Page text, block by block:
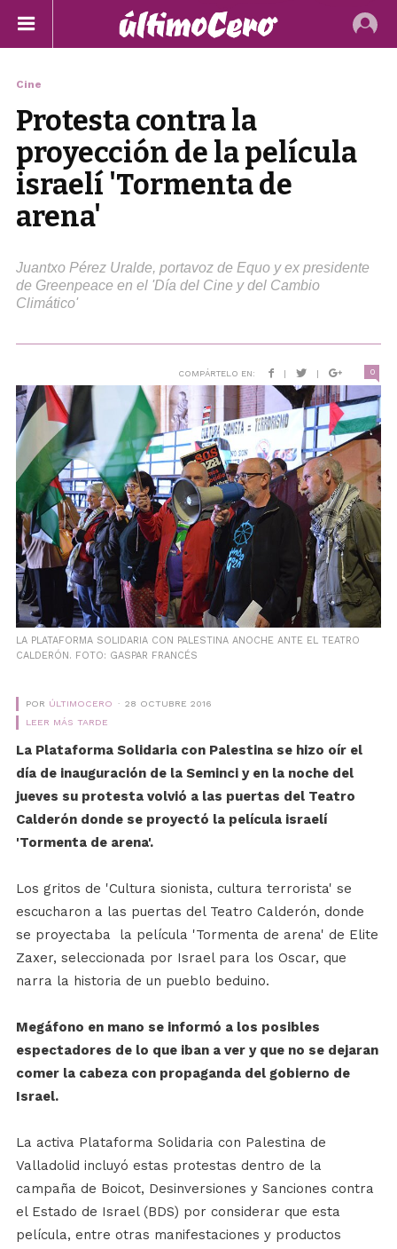
Cine
Protesta contra la
proyección de la película
israelí 'Tormenta de
arena'
Juantxo Pérez Uralde, portavoz de Equo y ex presidente
de Greenpeace en el 'Día del Cine y del Cambio
Climático'
COMPÁRTELO EN: | | 0
LA PLATAFORMA SOLIDARIA CON PALESTINA ANOCHE ANTE EL TEATRO
CALDERÓN. FOTO: GASPAR FRANCÉS
POR ÚLTIMOCERO
28 OCTUBRE 2016
LEER MÁS TARDE
La Plataforma Solidaria con Palestina se hizo oír el
día de inauguración de la Seminci y en la noche del
jueves su protesta volvió a las puertas del Teatro
Calderón donde se proyectó la película israelí
'Tormenta de arena'.
Los gritos de 'Cultura sionista, cultura terrorista' se
escucharon a las puertas del Teatro Calderón, donde
se proyectaba la película 'Tormenta de arena' de Elite
Zaxer, seleccionada por Israel para los Oscar, que
narra la historia de un pueblo beduino.
Megáfono en mano se informó a los posibles
espectadores de lo que iban a ver y que no se dejaran
comer la cabeza con propaganda del gobierno de
Israel.
La activa Plataforma Solidaria con Palestina de
Valladolid incluyó estas protestas dentro de la
campaña de Boicot, Desinversiones y Sanciones contra
el Estado de Israel (BDS) por considerar que esta
película, entre otras manifestaciones y productos